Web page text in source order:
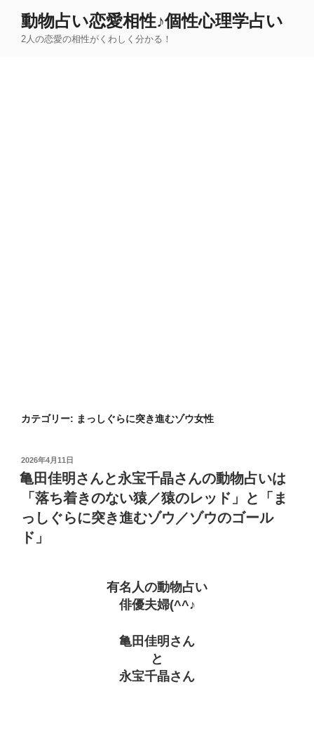
動物占い恋愛相性♪個性心理学占い
2人の恋愛の相性がくわしく分かる！
カテゴリー: まっしぐらに突き進むゾウ女性
投
稿
日:
2026年4月11日
亀田佳明さんと永宝千晶さんの動物占いは
「落ち着きのない猿／猿のレッド」と「ま
っしぐらに突き進むゾウ／ゾウのゴール
ド」
有名人の動物占い
俳優夫婦(^^♪
亀田佳明さん
と
永宝千晶さん